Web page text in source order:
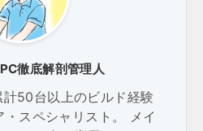
徹底解剖管理人
50台以上のビルド経験
スペシャリスト。 メイ